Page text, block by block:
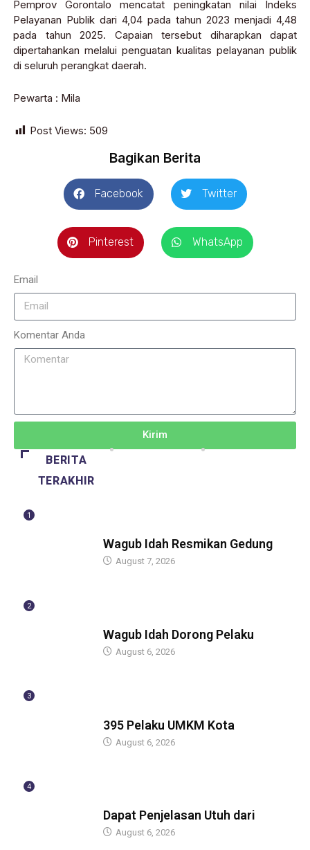
Pemprov Gorontalo mencatat peningkatan nilai Indeks
Pelayanan Publik dari 4,04 pada tahun 2023 menjadi 4,48
pada tahun 2025. Capaian tersebut diharapkan dapat
dipertahankan melalui penguatan kualitas pelayanan publik
di seluruh perangkat daerah.
Pewarta : Mila
Post Views: 509
Bagikan Berita
Facebook Twitter
Pinterest WhatsApp
Email
Komentar Anda
Kirim
BERITA
TERAKHIR
1
Wagub Idah Resmikan Gedung
August 7, 2026
2
Wagub Idah Dorong Pelaku
August 6, 2026
3
395 Pelaku UMKM Kota
August 6, 2026
4
Dapat Penjelasan Utuh dari
August 6, 2026